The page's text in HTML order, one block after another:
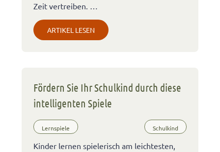
Zeit vertreiben. …
ARTIKEL LESEN
Fördern Sie Ihr Schulkind durch diese
intelligenten Spiele
Lernspiele Schulkind
Kinder lernen spielerisch am leichtesten,